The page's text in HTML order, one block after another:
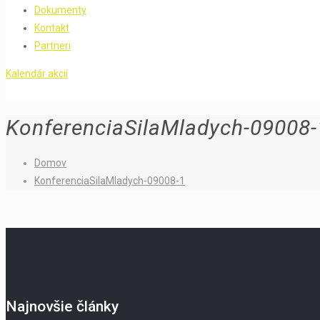
Dokumenty
Kontakt
Partneri
Kalendár akcií
KonferenciaSilaMladych-
Domov
KonferenciaSilaMladych-09008-1
Najnovšie články